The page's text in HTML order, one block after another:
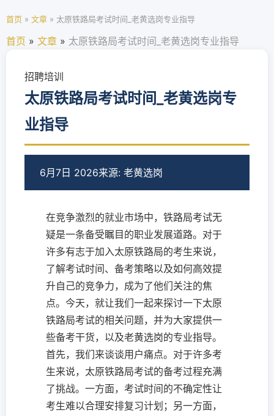
首页 » 文章 » 太原铁路局考试时间_老黄选岗专业指导
首页 » 文章 » 太原铁路局考试时间_老黄选岗专业指导
招聘培训
太原铁路局考试时间_老黄选岗专
业指导
6月7日 2026来源: 老黄选岗
在竞争激烈的就业市场中，铁路局考试无
疑是一条备受瞩目的职业发展道路。对于
许多有志于加入太原铁路局的考生来说，
了解考试时间、备考策略以及如何高效提
升自己的竞争力，成为了他们关注的焦
点。今天，就让我们一起来探讨一下太原
铁路局考试的相关问题，并为大家提供一
些备考干货，以及老黄选岗的专业指导。
首先，我们来谈谈用户痛点。对于许多考
生来说，太原铁路局考试的备考过程充满
了挑战。一方面，考试时间的不确定性让
考生难以合理安排复习计划；另一方面，